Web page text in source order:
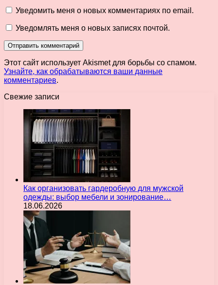
Уведомить меня о новых комментариях по email.
Уведомлять меня о новых записях почтой.
Этот сайт использует Akismet для борьбы со спамом.
Узнайте, как обрабатываются ваши данные
комментариев.
Свежие записи
Как организовать гардеробную для мужской
одежды: выбор мебели и зонирование…
18.06.2026